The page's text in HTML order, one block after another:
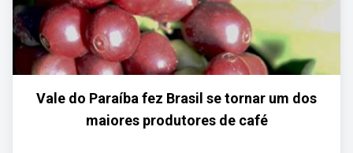
Vale do Paraíba fez Brasil se tornar um dos
maiores produtores de café